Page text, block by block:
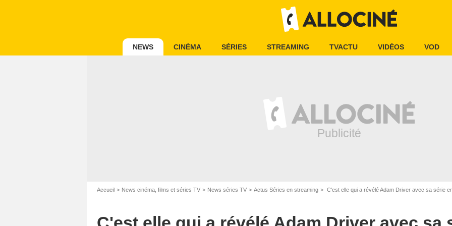
NEWS CINÉMA SÉRIES STREAMING TVACTU VIDÉOS VOD
Accueil News cinéma, films et séries TV News séries TV Actus Séries en streaming C'est elle qui a révélé Adam Driver avec sa série en 2012 et